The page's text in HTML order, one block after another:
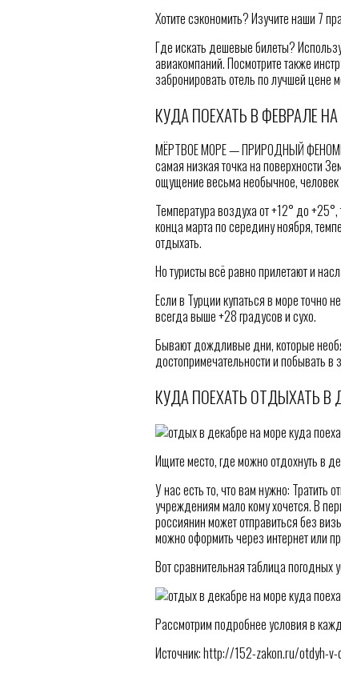
Хотите сэкономить? Изучите наши 7
Где искать дешевые билеты?
авиакомпаний. Посмотрите также
забронировать отель по лучшей
КУДА ПОЕХАТЬ В ФЕВРАЛЕ
МЁРТВОЕ МОРЕ — ПРИРОДНЫЙ
самая низкая точка на поверхности
ощущение весьма необычное,
Температура воздуха от +12° до
конца марта по середину ноября,
отдыхать.
Но туристы всё равно прилетают и
Если в Турции купаться в море точно
всегда выше +28 градусов и сухо.
Бывают дождливые дни, которые
достопримечательности и побывать в
КУДА ПОЕХАТЬ ОТДЫХАТЬ В
Ищите место, где можно отдохнуть в
У нас есть то, что вам нужно: Тратить
учреждениям мало кому хочется. В
россиянин может отправиться без
можно оформить через интернет или
Вот сравнительная таблица
Рассмотрим подробнее условия в
Источник: http://152-zakon.ru/otdyh-